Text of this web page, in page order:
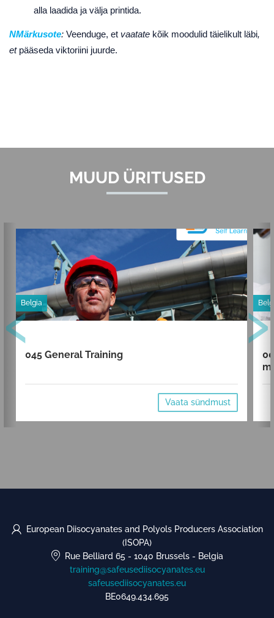
alla laadida ja välja printida.
NMärkusote: Veenduge, et vaatate kõik moodulid täielikult läbi,
et pääseda viktoriini juurde.
MUUD ÜRITUSED
Belgia
045 General Training
Vaata sündmust
‹ ›
European Diisocyanates and Polyols Producers Association
(ISOPA)
Rue Belliard 65 - 1040 Brussels - Belgia
training@safeusediisocyanates.eu
safeusediisocyanates.eu
BE0649.434.695